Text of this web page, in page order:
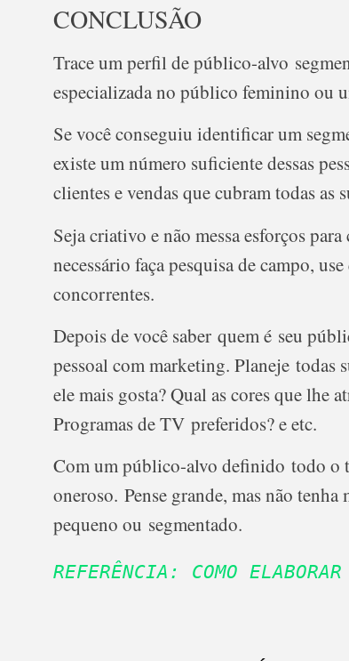
CONCLUSÃO
Trace um perfil de público-alvo
especializada no público feminino ou
Se você conseguiu identificar um
existe um número suficiente dessas
clientes e vendas que cubram todas as
Seja criativo e não messa esforços
necessário faça pesquisa de campo,
concorrentes.
Depois de você saber quem é seu
pessoal com marketing. Planeje todas
ele mais gosta? Qual as cores que lhe
Programas de TV preferidos? e etc.
Com um público-alvo definido todo o
oneroso. Pense grande, mas não
pequeno ou segmentado.
REFERÊNCIA: COMO